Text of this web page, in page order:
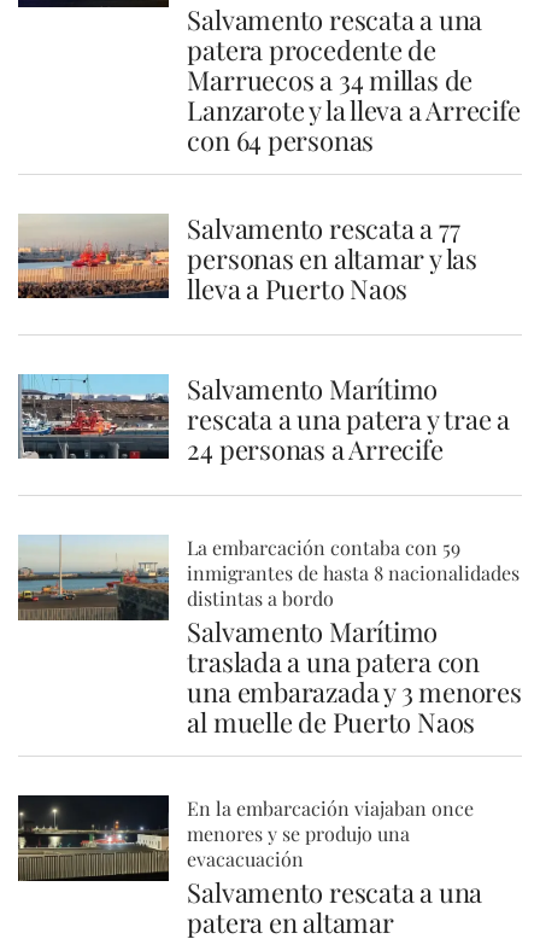
Salvamento rescata a una
patera procedente de
Marruecos a 34 millas de
Lanzarote y la lleva a Arrecife
con 64 personas
Salvamento rescata a 77
personas en altamar y las
lleva a Puerto Naos
Salvamento Marítimo
rescata a una patera y trae a
24 personas a Arrecife
La embarcación contaba con 59
inmigrantes de hasta 8 nacionalidades
distintas a bordo
Salvamento Marítimo
traslada a una patera con
una embarazada y 3 menores
al muelle de Puerto Naos
En la embarcación viajaban once
menores y se produjo una
evacacuación
Salvamento rescata a una
patera en altamar